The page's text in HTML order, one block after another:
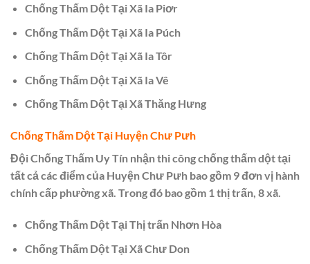
Chống Thấm Dột Tại Xã Ia Piơr
Chống Thấm Dột Tại Xã Ia Púch
Chống Thấm Dột Tại Xã Ia Tôr
Chống Thấm Dột Tại Xã Ia Vê
Chống Thấm Dột Tại Xã Thăng Hưng
Chống Thấm Dột Tại Huyện Chư Pưh
Đội Chống Thấm Uy Tín nhận thi công chống thấm dột tại
tất cả các điểm của Huyện Chư Pưh bao gồm 9 đơn vị hành
chính cấp phường xã. Trong đó bao gồm 1 thị trấn, 8 xã.
Chống Thấm Dột Tại Thị trấn Nhơn Hòa
Chống Thấm Dột Tại Xã Chư Don